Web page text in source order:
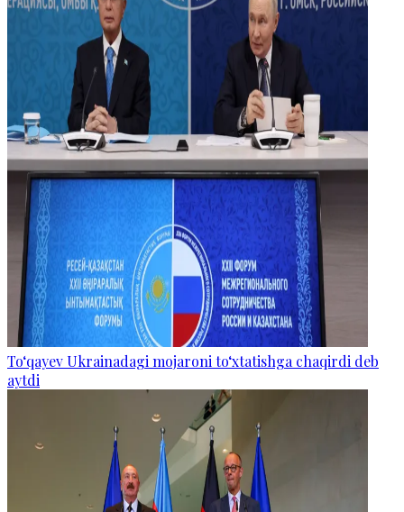
To‘qayev Ukrainadagi mojaroni to‘xtatishga chaqirdi deb
aytdi